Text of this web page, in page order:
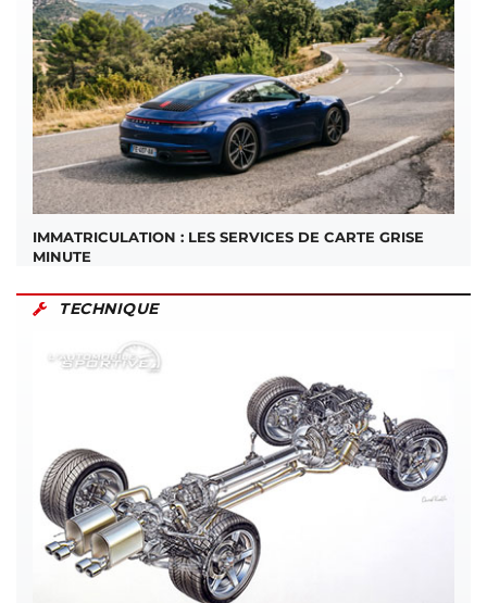
IMMATRICULATION : LES SERVICES DE CARTE GRISE
MINUTE
TECHNIQUE